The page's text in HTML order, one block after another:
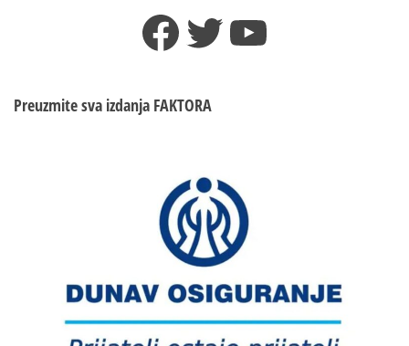
Facebook
TwitterYouTube
Preuzmite sva izdanja FAKTORA